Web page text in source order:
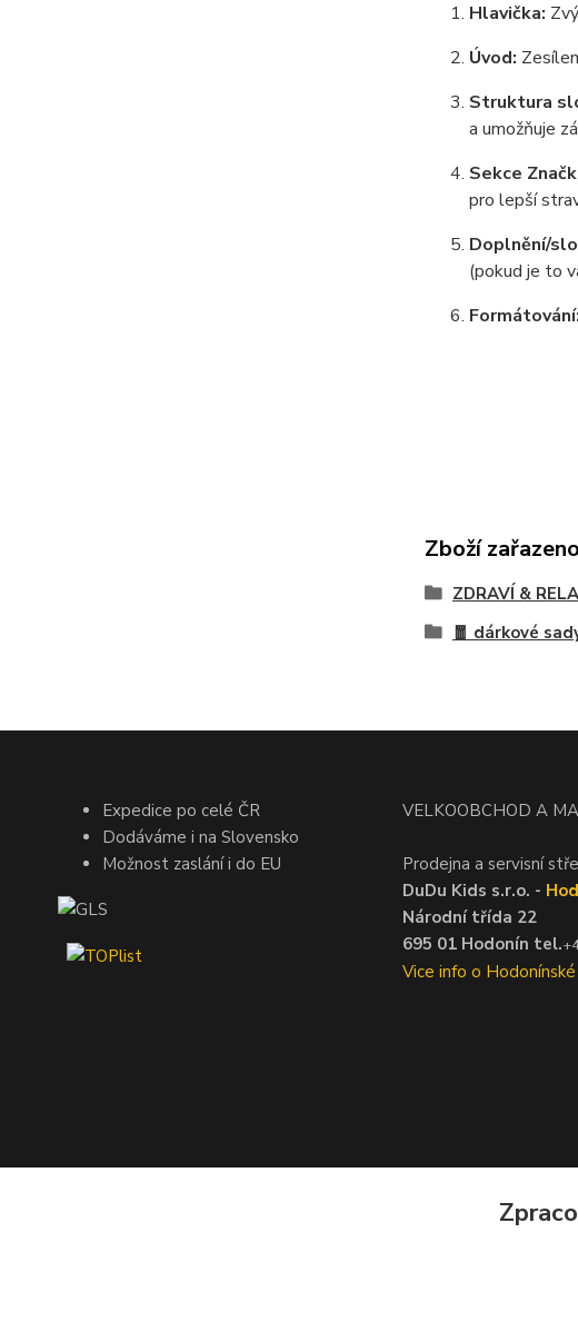
Hlavička:
Úvod:
Struktura
a umožňuje
Sekce
pro lepší
Doplnění/
(pokud je to
Formátování:
Zboží
ZDRAVÍ &
🧧 dárkové
Expedice po celé ČR
Dodáváme i na Slovensko
Možnost zaslání i do EU
VELKOOBCHOD A
Prodejna a servisní
DuDu Kids s.r.o. -
Národní třída 22
695 01 Hodonín tel.
Vice info o